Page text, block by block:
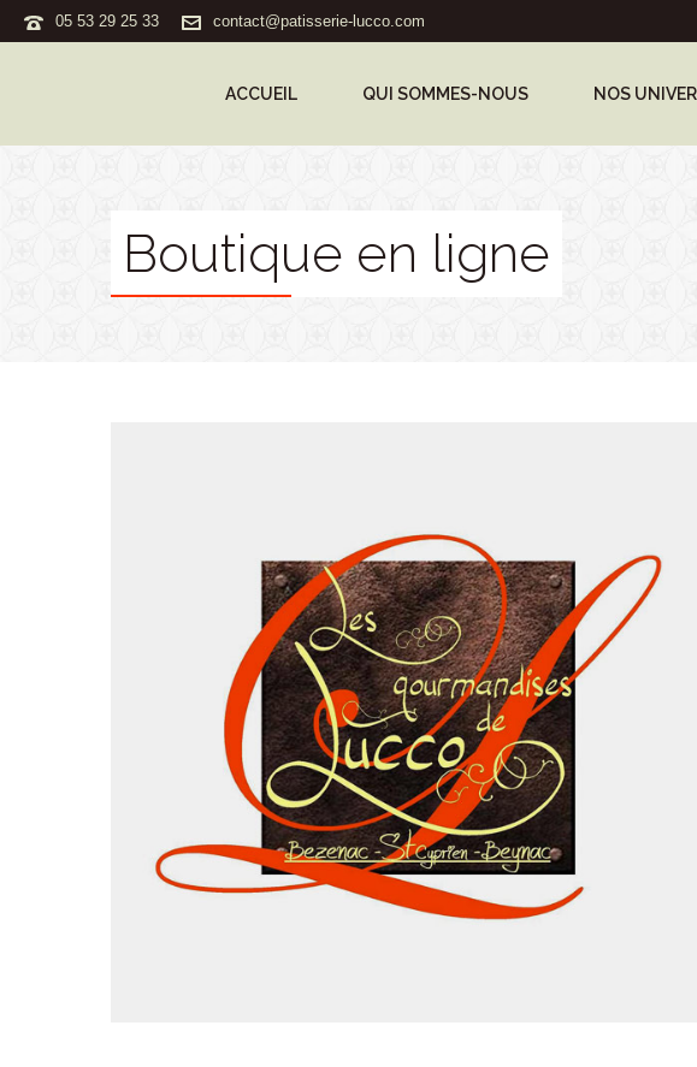
05 53 29 25 33 contact@patisserie-lucco.com
ACCUEIL QUI SOMMES-NOUS NOS
Boutique en ligne